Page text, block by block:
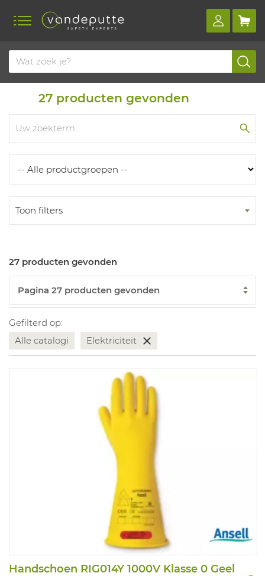
Home Producten
27 producten gevonden
Toon filters
27 producten gevonden
Gefilterd op:
Alle catalogi
Elektriciteit
Handschoen RIG014Y 1000V Klasse 0 Geel